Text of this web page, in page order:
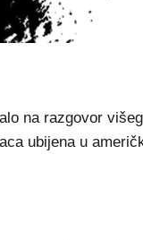
na razgovor
ubijena u